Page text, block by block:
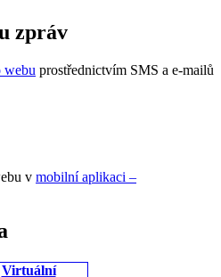
zpráv
webu prostřednictvím SMS a e-mailů
v mobilní aplikaci –